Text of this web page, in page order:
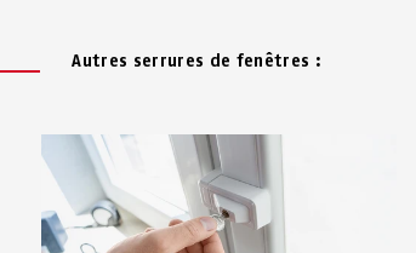
Autres serrures de fenêtres :